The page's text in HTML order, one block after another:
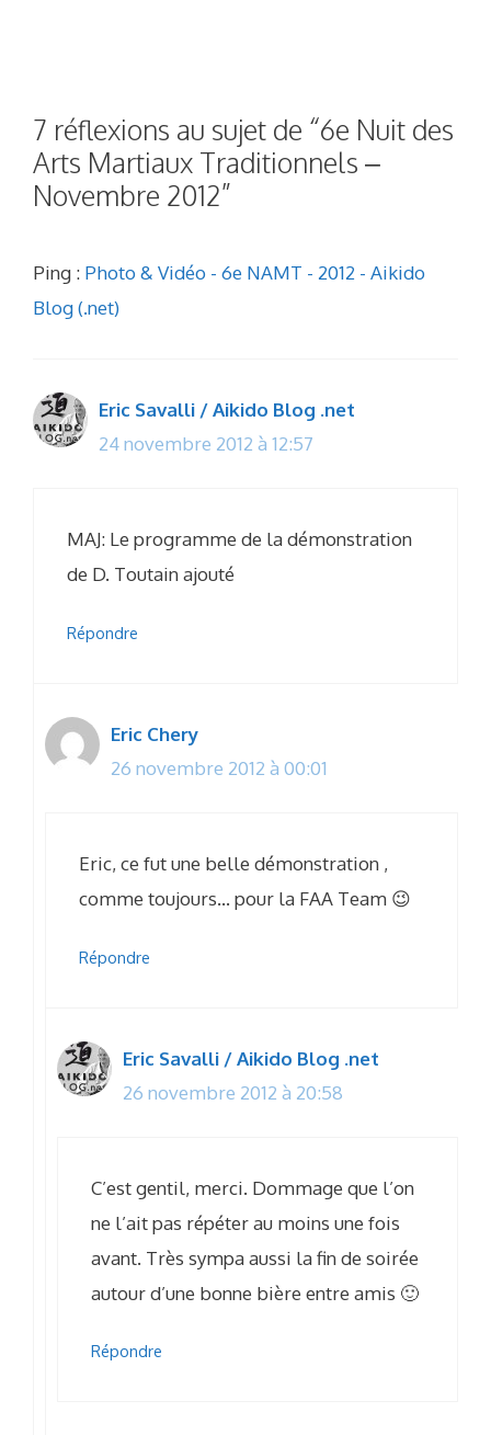
7 réflexions au sujet de “6e Nuit des
Arts Martiaux Traditionnels –
Novembre 2012”
Ping : Photo & Vidéo - 6e NAMT - 2012 - Aikido
Blog (.net)
Eric Savalli / Aikido Blog .net
24 novembre 2012 à 12:57
MAJ: Le programme de la démonstration
de D. Toutain ajouté
Répondre
Eric Chery
26 novembre 2012 à 00:01
Eric, ce fut une belle démonstration ,
comme toujours… pour la FAA Team 😉
Répondre
Eric Savalli / Aikido Blog .net
26 novembre 2012 à 20:58
C’est gentil, merci. Dommage que l’on
ne l’ait pas répéter au moins une fois
avant. Très sympa aussi la fin de soirée
autour d’une bonne bière entre amis 🙂
Répondre